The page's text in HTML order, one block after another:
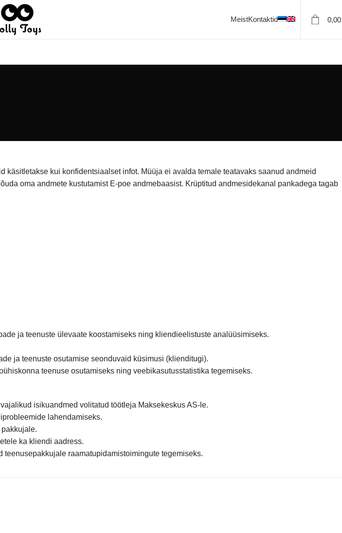
MeistKontaktid
kui konfidentsiaalset infot. Müüja ei avalda temale teatavaks saanud andmeid
oma andmete kustutamist E-poe andmebaasist. Krüptitud andmesidekanal pankadega tagab
ja teenuste ülevaate koostamiseks ning kliendieelistuste analüüsimiseks.
ja teenuste osutamise seonduvaid küsimusi (klienditugi).
teenuse osutamiseks ning veebikasutusstatistika tegemiseks.
isikuandmed volitatud töötleja Maksekeskus AS-le.
lahendamiseks.
ka kliendi aadress.
raamatupidamistoimingute tegemiseks.